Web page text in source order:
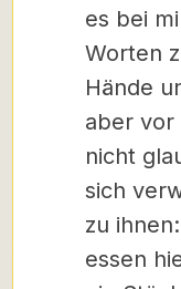
es bei
Worten
Hände
aber vor
nicht
sich
zu
essen